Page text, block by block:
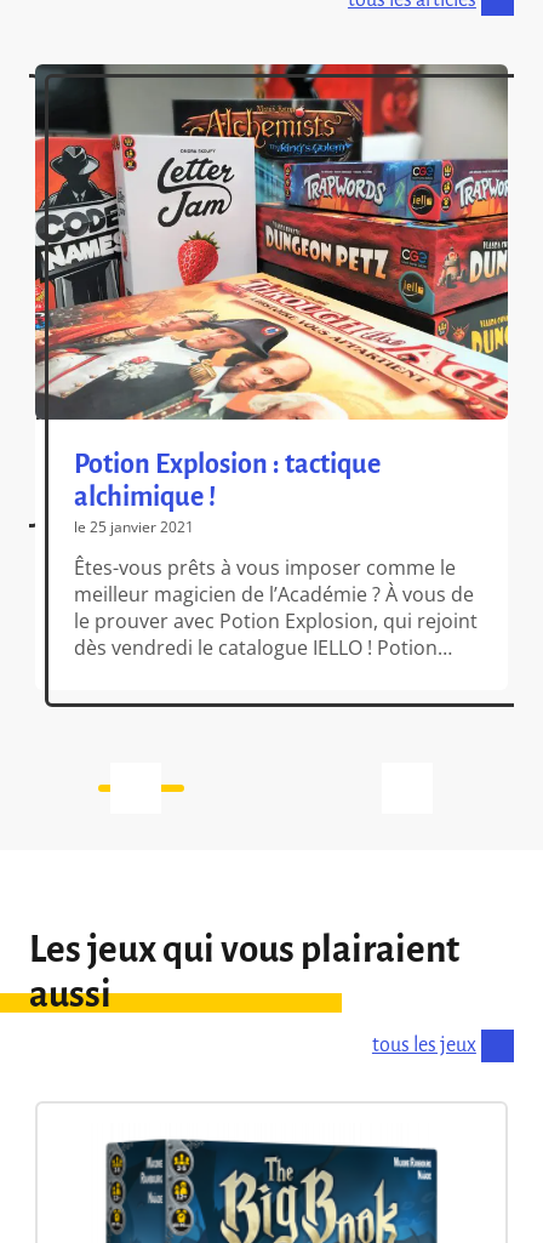
Potion Explosion : tactique
alchimique !
le 25 janvier 2021
Êtes-vous prêts à vous imposer comme le
meilleur magicien de l’Académie ? À vous de
le prouver avec Potion Explosion, qui rejoint
dès vendredi le catalogue IELLO ! Potion
séduit plus de 150 000 sorciers à travers le
Les jeux qui vous plairaient
aussi
tous les jeux